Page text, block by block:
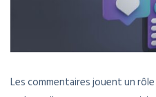
Les commentaires jouent un